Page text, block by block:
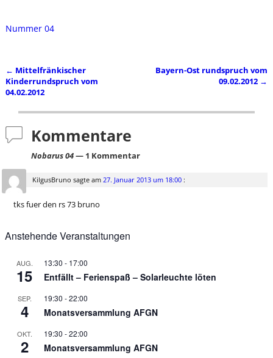
Nummer 04
Artikelnavigation
← Mittelfränkischer
Kinderrundspruch vom
04.02.2012
Bayern-Ost rundspruch vom
09.02.2012 →
Kommentare
Nobarus 04— 1 Kommentar
KilgusBruno sagte am 27. Januar 2013 um 18:00 :
tks fuer den rs 73 bruno
Anstehende Veranstaltungen
AUG.
15
13:30 - 17:00
Entfällt – Ferienspaß – Solarleuchte löten
SEP.
4
19:30 -22:00
Monatsversammlung AFGN
OKT.
2
19:30 -22:00
Monatsversammlung AFGN